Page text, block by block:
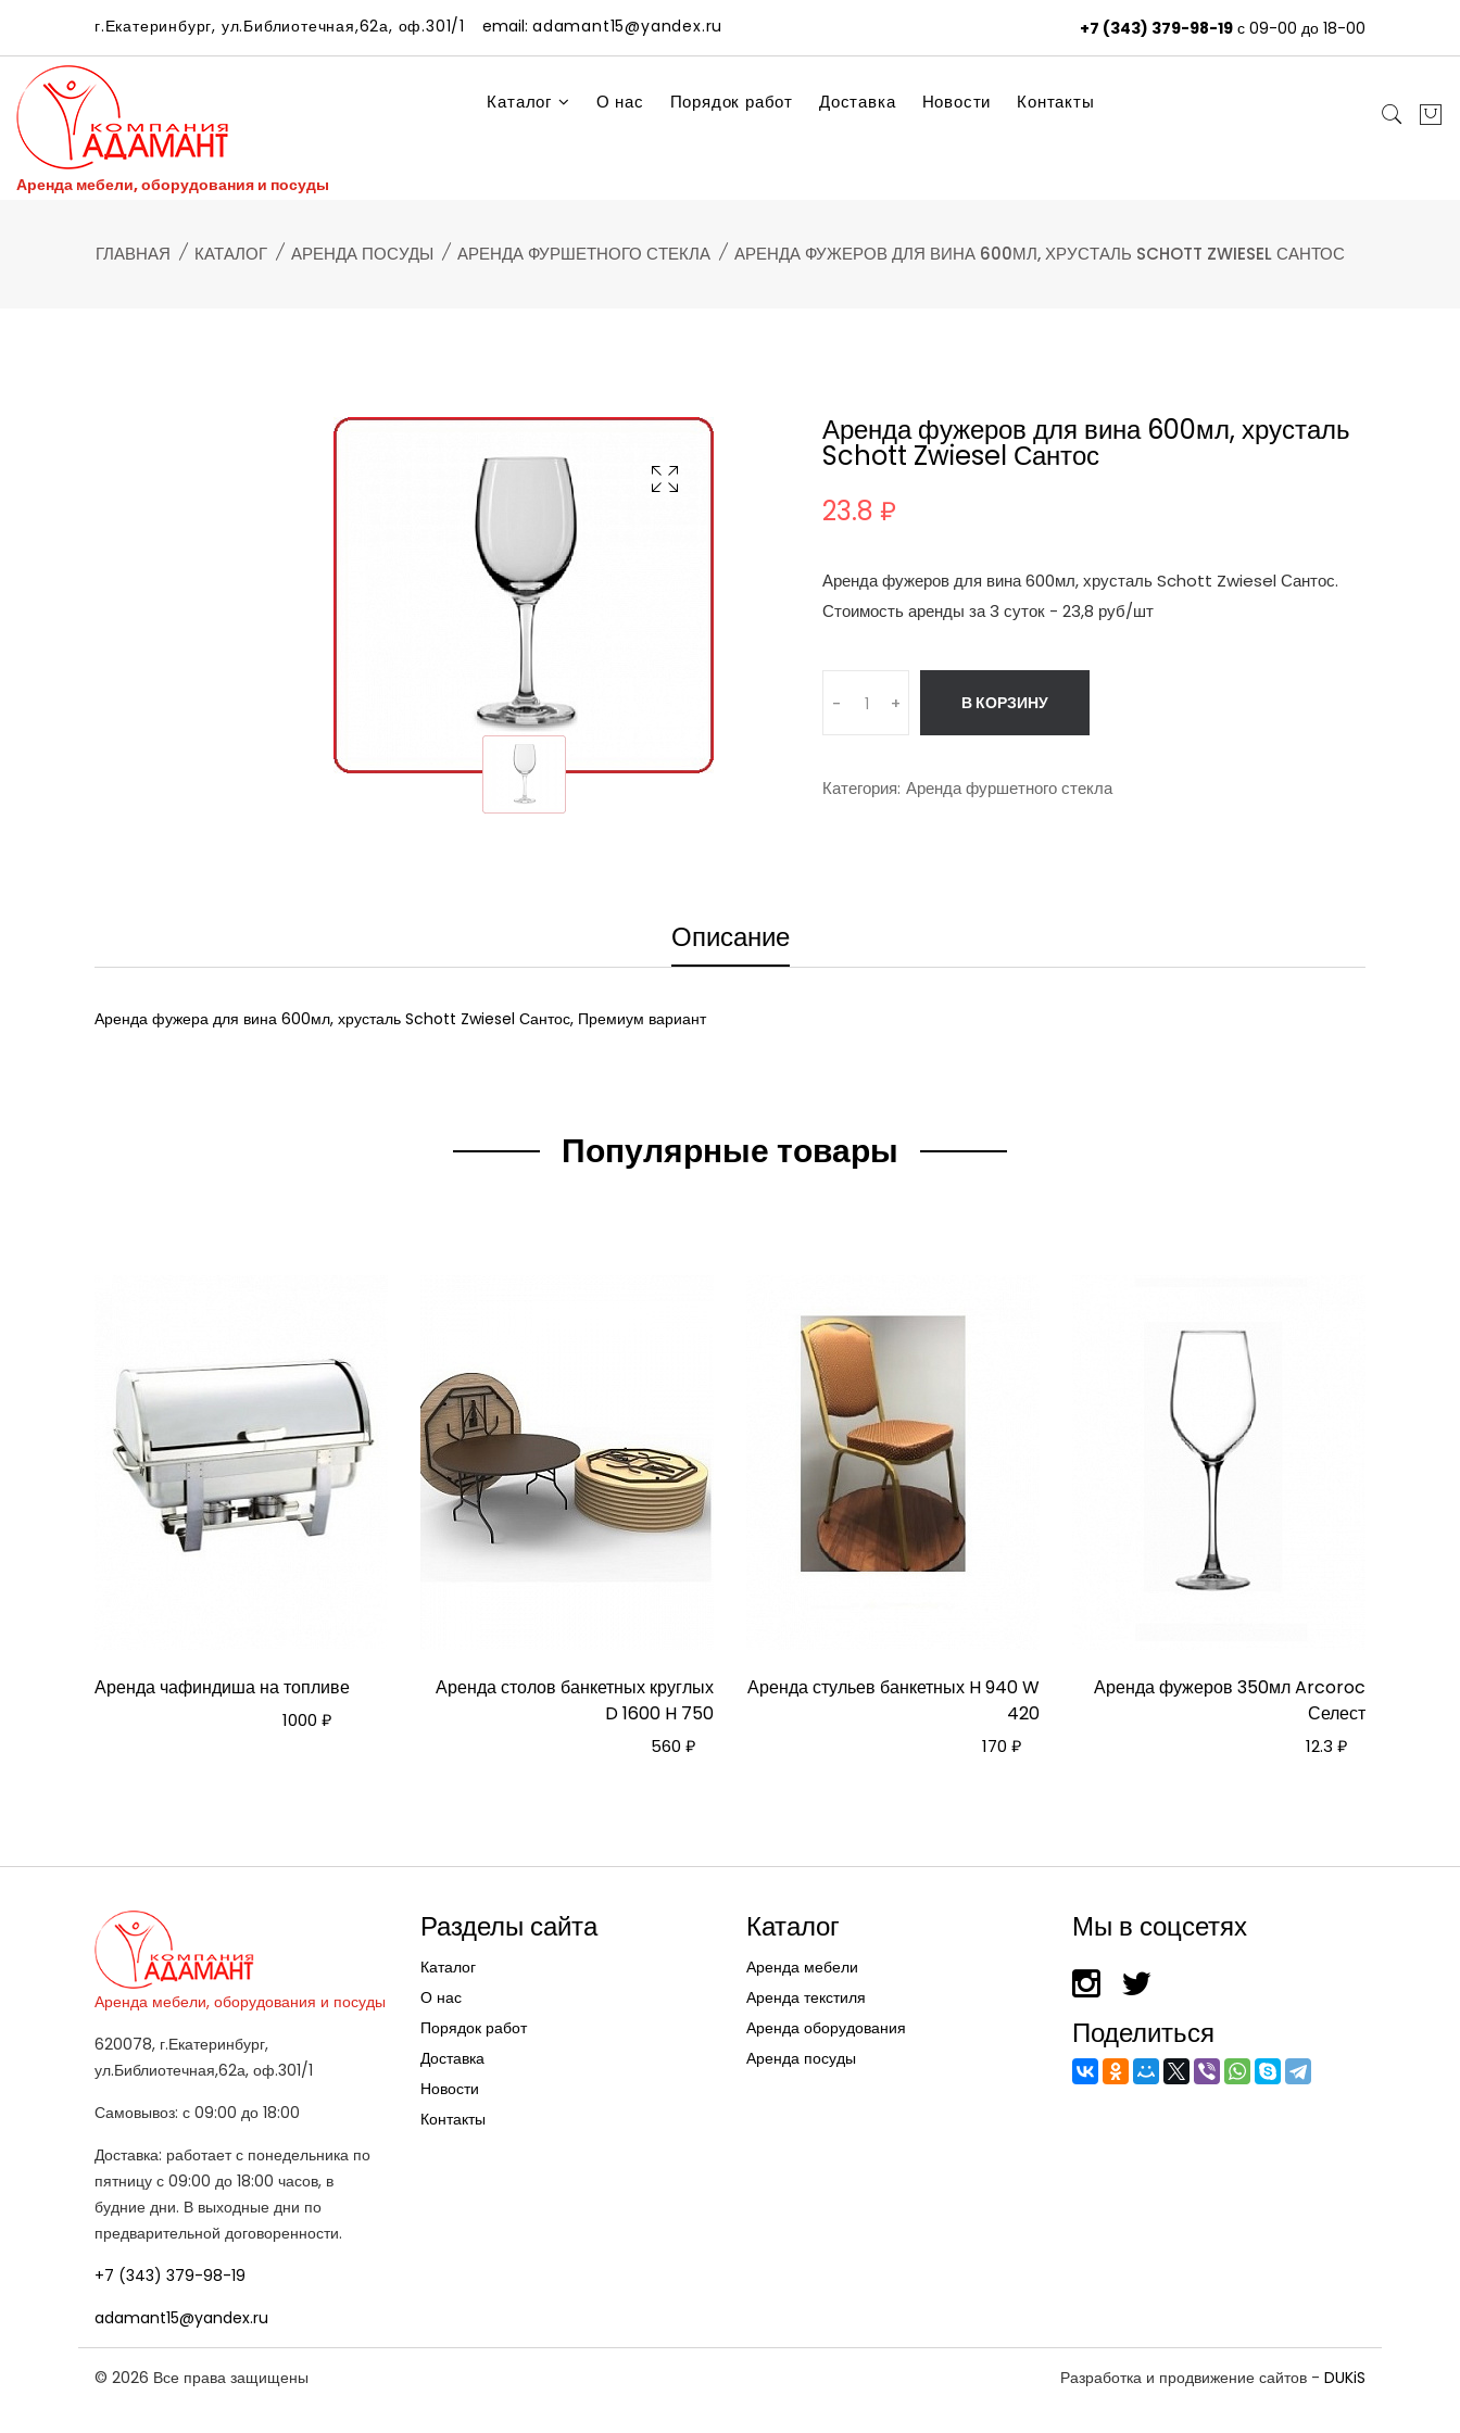
г.Екатеринбург, ул.Библиотечная,62а, оф.301/1 email: adamant15@yandex.ru +7 (343) 379-98-19 с 09-00 до 18-00
Аренда мебели, оборудования и посуды
Каталог О нас Порядок работ Доставка Новости Контакты
ГЛАВНАЯ КАТАЛОГ АРЕНДА ПОСУДЫ АРЕНДА ФУРШЕТНОГО СТЕКЛА АРЕНДА ФУЖЕРОВ ДЛЯ ВИНА 600МЛ, ХРУСТАЛЬ SCHOTT ZWIESEL САНТОС
Аренда фужеров для вина 600мл, хрусталь
Schott Zwiesel Сантос
23.8 ₽
Аренда фужеров для вина 600мл, хрусталь Schott Zwiesel Сантос.
Стоимость аренды за 3 суток - 23,8 руб/шт
- + В КОРЗИНУ
Категория: Аренда фуршетного стекла
Описание
Аренда фужера для вина 600мл, хрусталь Schott Zwiesel Сантос, Премиум вариант
Популярные товары
Аренда чафиндиша на топливе
1000 ₽
Аренда столов банкетных круглых
D 1600 H 750
560 ₽
Аренда стульев банкетных H 940 W
420
170 ₽
Аренда фужеров 350мл Arcoroc
Селест
12.3 ₽
Аренда мебели, оборудования и посуды
620078, г.Екатеринбург,
ул.Библиотечная,62а, оф.301/1
Самовывоз: с 09:00 до 18:00
Доставка: работает с понедельника по
пятницу с 09:00 до 18:00 часов, в
будние дни. В выходные дни по
предварительной договоренности.
+7 (343) 379-98-19
adamant15@yandex.ru
Разделы сайта
Каталог
О нас
Порядок работ
Доставка
Новости
Контакты
Каталог
Аренда мебели
Аренда текстиля
Аренда оборудования
Аренда посуды
Мы в соцсетях
Поделиться
© 2026 Все права защищены Разработка и продвижение сайтов - DUKiS